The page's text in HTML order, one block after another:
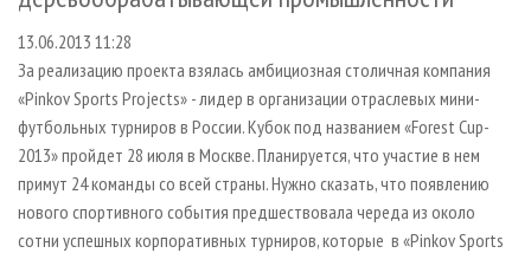
ПРОИЗВОДСТВО ДРЕВЕСНЫХ ПЛИТ
ДЕРЕВЯННОЕ ДОМОСТРОЕНИЕ
ПРОИЗВОДСТВО МЕБЕЛИ
БИОЭНЕРГЕТИКА
ЦБП
ИНСТРУМЕНТ И МАТЕРИАЛЫ
МОБИЛЬНЫЕ ВЫСТАВКИ
ОФИЦИАЛЬНЫЕ ДЕЛЕГАЦИИ
ПРИОРИТЕТНЫЕ ИНВЕСТПРОЕКТЫ
RUSSIAN FORESTRY REVIEW
ГАЗЕТА ЛЕСПРОМФОРУМ
БИБЛИОТЕКА СПЕЦИАЛИСТА
РЕКЛАМА НА САЙТЕ
13.06.2013 11:28
За реализацию проекта взялась амбициозная столичная компания
«Pinkov Sports Projects» - лидер в организации отраслевых мини-
футбольных турниров в России. Кубок под названием «Forest Cup-
2013» пройдет 28 июля в Москве. Планируется, что участие в нем
примут 24 команды со всей страны. Нужно сказать, что появлению
нового спортивного события предшествовала череда из около
сотни успешных корпоративных турниров, которые в «Pinkov Sports